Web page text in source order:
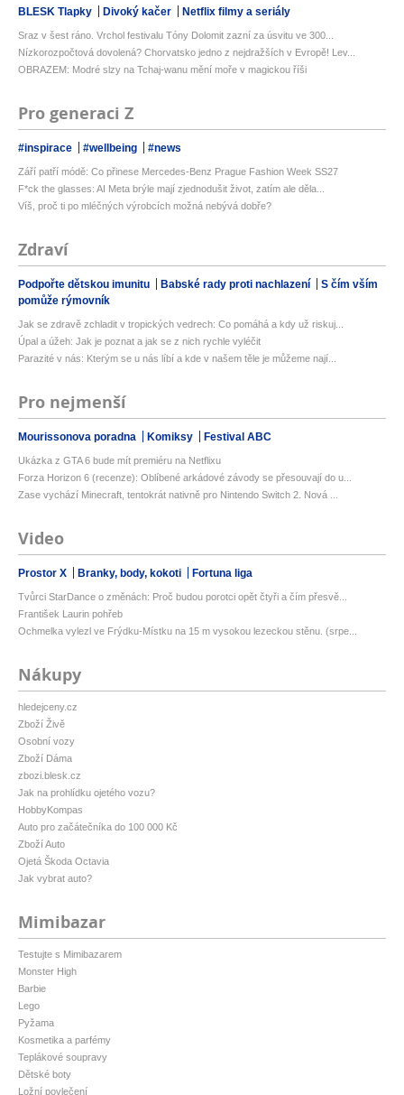
BLESK Tlapky Divoký kačer Netflix filmy a seriály
Sraz v šest ráno. Vrchol festivalu Tóny Dolomit zazní za úsvitu ve 300...
Nízkorozpočtová dovolená? Chorvatsko jedno z nejdražších v Evropě! Lev...
OBRAZEM: Modré slzy na Tchaj-wanu mění moře v magickou říši
Pro generaci Z
#inspirace #wellbeing #news
Září patří módě: Co přinese Mercedes-Benz Prague Fashion Week SS27
F*ck the glasses: AI Meta brýle mají zjednodušit život, zatím ale děla...
Víš, proč ti po mléčných výrobcích možná nebývá dobře?
Zdraví
Podpořte dětskou imunitu Babské rady proti nachlazení
S čím vším
pomůže rýmovník
Jak se zdravě zchladit v tropických vedrech: Co pomáhá a kdy už riskuj...
Úpal a úžeh: Jak je poznat a jak se z nich rychle vyléčit
Parazité v nás: Kterým se u nás líbí a kde v našem těle je můžeme nají...
Pro nejmenší
Mourissonova poradna Komiksy Festival ABC
Ukázka z GTA 6 bude mít premiéru na Netflixu
Forza Horizon 6 (recenze): Oblíbené arkádové závody se přesouvají do u...
Zase vychází Minecraft, tentokrát nativně pro Nintendo Switch 2. Nová ...
Video
Prostor X Branky, body, kokoti Fortuna liga
Tvůrci StarDance o změnách: Proč budou porotci opět čtyři a čím přesvě...
František Laurin pohřeb
Ochmelka vylezl ve Frýdku-Místku na 15 m vysokou lezeckou stěnu. (srpe...
Nákupy
hledejceny.cz
Zboží Živě
Osobní vozy
Zboží Dáma
zbozi.blesk.cz
Jak na prohlídku ojetého vozu?
HobbyKompas
Auto pro začátečníka do 100 000 Kč
Zboží Auto
Ojetá Škoda Octavia
Jak vybrat auto?
Mimibazar
Testujte s Mimibazarem
Monster High
Barbie
Lego
Pyžama
Kosmetika a parfémy
Teplákové soupravy
Dětské boty
Ložní povlečení